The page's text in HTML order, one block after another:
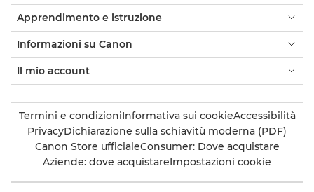
Apprendimento e istruzione
Informazioni su Canon
Il mio account
Termini e condizioniInformativa sui cookieAccessibilità
PrivacyDichiarazione sulla schiavitù moderna (PDF)
Canon Store ufficialeConsumer: Dove acquistare
Aziende: dove acquistareImpostazioni cookie